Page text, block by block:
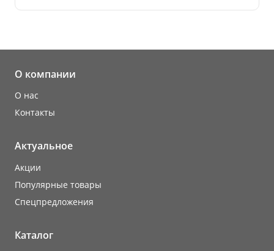
О компании
О нас
Контакты
Актуальное
Акции
Популярные товары
Cпецпредложения
Каталог